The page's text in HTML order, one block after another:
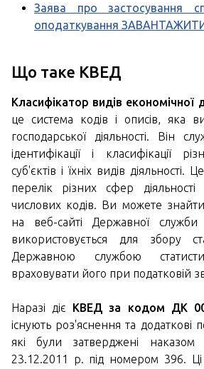
Заява про застосування
оподаткування
Що таке КВЕД
Класифікатор видів економічної
це система кодів і описів, яка
господарської діяльності. Він
ідентифікації і класифікації
суб'єктів і їхніх видів діяльності.
перелік різних сфер діяльності
числових кодів. Ви можете
на веб-сайті Державної служби
використовується для збору
Державною службою
враховувати його при податковій
Наразі діє КВЕД за кодом ДК
існують роз'яснення та додаткові
які були затверджені наказом
23.12.2011 р. під номером 396. Ці